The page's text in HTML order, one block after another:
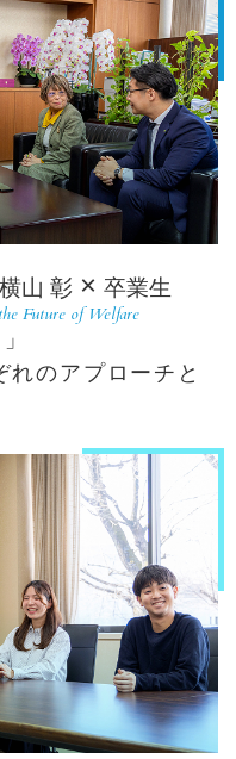
横山 彰 × 卒業生
Future of Welfare
のアプローチと